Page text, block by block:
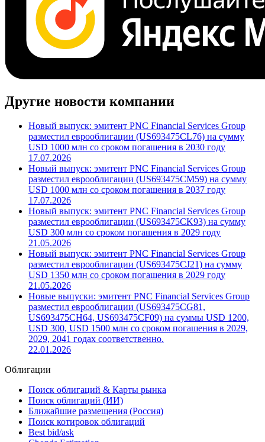
Другие новости компании
Новый выпуск: эмитент PNC Financial Services Group
разместил еврооблигации (US693475CL76) на сумму
USD 1000 млн со сроком погашения в 2030 году
17.07.2026
Новый выпуск: эмитент PNC Financial Services Group
разместил еврооблигации (US693475CM59) на сумму
USD 1000 млн со сроком погашения в 2037 году
17.07.2026
Новый выпуск: эмитент PNC Financial Services Group
разместил еврооблигации (US693475CK93) на сумму
USD 300 млн со сроком погашения в 2029 году
21.05.2026
Новый выпуск: эмитент PNC Financial Services Group
разместил еврооблигации (US693475CJ21) на сумму
USD 1350 млн со сроком погашения в 2029 году
21.05.2026
Новые выпуски: эмитент PNC Financial Services Group
разместил еврооблигации (US693475CG81,
US693475CH64, US693475CF09) на суммы USD 1200,
USD 300, USD 1500 млн со сроком погашения в 2029,
2029, 2041 годах соответственно.
22.01.2026
Облигации
Поиск облигаций & Карты рынка
Поиск облигаций (ИИ)
Ближайшие размещения (Россия)
Поиск котировок облигаций
Best bid/ask